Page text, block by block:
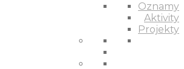
Oznamy
Aktivity
Projekty